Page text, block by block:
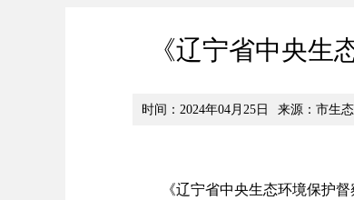
《辽宁省中央
时间：2024年04月25日 来源：市生
《辽宁省中央生态环境保护督